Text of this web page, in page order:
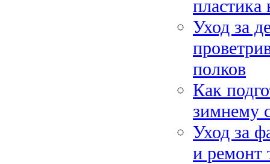
Уход за
полков
Как
зимнему
Уход за
и ремонт